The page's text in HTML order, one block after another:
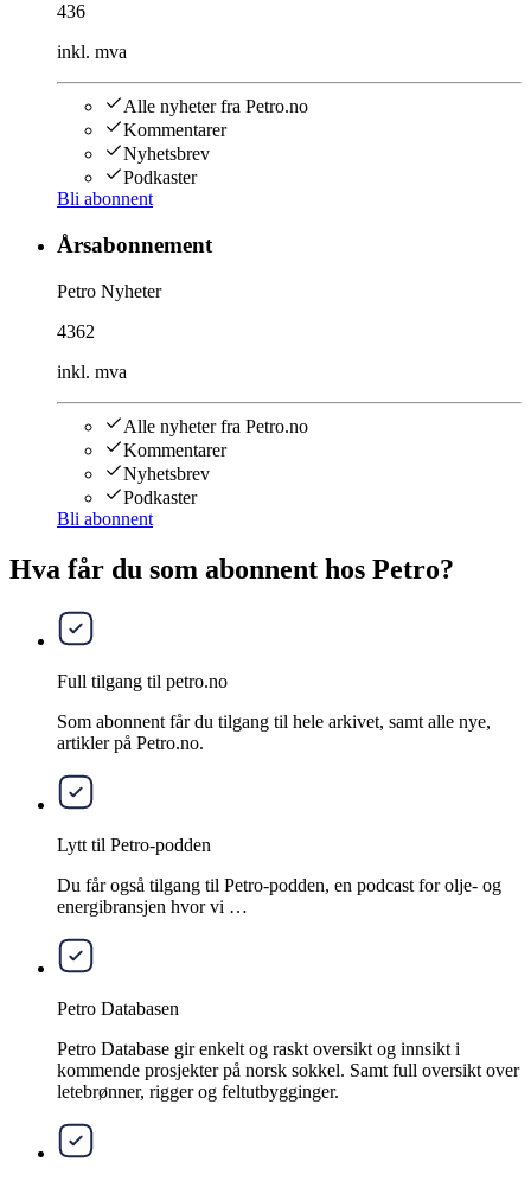
436
inkl. mva
Alle nyheter fra Petro.no
Kommentarer
Nyhetsbrev
Podkaster
Bli abonnent
Årsabonnement
Petro Nyheter
4362
inkl. mva
Alle nyheter fra Petro.no
Kommentarer
Nyhetsbrev
Podkaster
Bli abonnent
Hva får du som abonnent hos Petro?
Full tilgang til petro.no
Som abonnent får du tilgang til hele arkivet, samt alle nye,
artikler på Petro.no.
Lytt til Petro-podden
Du får også tilgang til Petro-podden, en podcast for olje- og
energibransjen hvor vi …
Petro Databasen
Petro Database gir enkelt og raskt oversikt og innsikt i
kommende prosjekter på norsk sokkel. Samt full oversikt over
letebrønner, rigger og feltutbygginger.